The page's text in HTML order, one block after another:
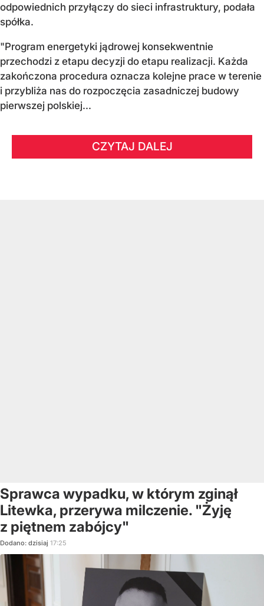
odpowiednich przyłączy do sieci infrastruktury, podała
spółka.
"Program energetyki jądrowej konsekwentnie
przechodzi z etapu decyzji do etapu realizacji. Każda
zakończona procedura oznacza kolejne prace w terenie
i przybliża nas do rozpoczęcia zasadniczej budowy
pierwszej polskiej...
CZYTAJ DALEJ
Sprawca wypadku, w którym zginął
Litewka, przerywa milczenie. "Żyję
z piętnem zabójcy"
Dodano: dzisiaj 17:25